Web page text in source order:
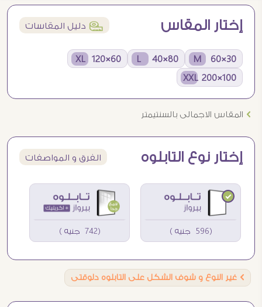
إختار المقاس í دليل المقاسات
30×60 M
80×40 L
60×120 XL
100×200 XXL
Ö المقاس الاجمالى بالسنتيمتر
إختار نوع التابلوه الفرق و المواصفات
(596 جنيه ) (742 جنيه )
Ö غير النوع و شوف الشكل على التابلوه دلوقتى